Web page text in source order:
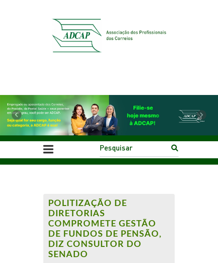
Previous Next
POLITIZAÇÃO DE
DIRETORIAS
COMPROMETE GESTÃO
DE FUNDOS DE PENSÃO,
DIZ CONSULTOR DO
SENADO